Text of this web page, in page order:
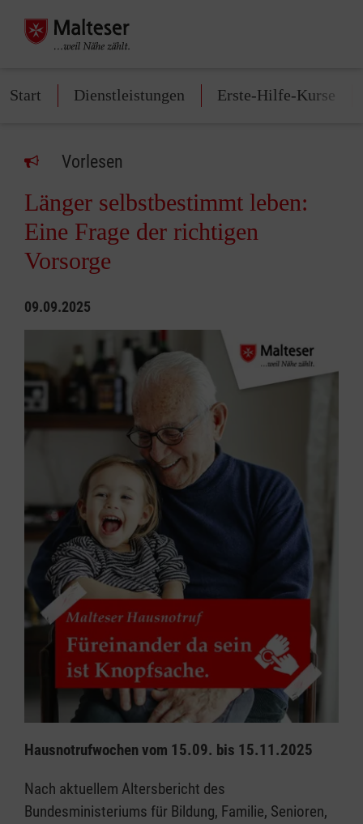
Start Dienstleistungen Erste-Hilfe-Kurse
Vorlesen
Länger selbstbestimmt leben:
Eine Frage der richtigen
Vorsorge
09.09.2025
Hausnotrufwochen vom 15.09. bis 15.11.2025
Nach aktuellem Altersbericht des
Bundesministeriums für Bildung, Familie, Senioren,